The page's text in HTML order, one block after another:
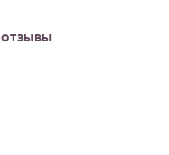
ОТЗЫВЫ